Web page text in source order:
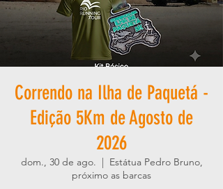
Correndo na Ilha de Paquetá -
Edição 5Km de Agosto de
2026
dom., 30 de ago.
  |
Estátua Pedro Bruno,
próximo as barcas